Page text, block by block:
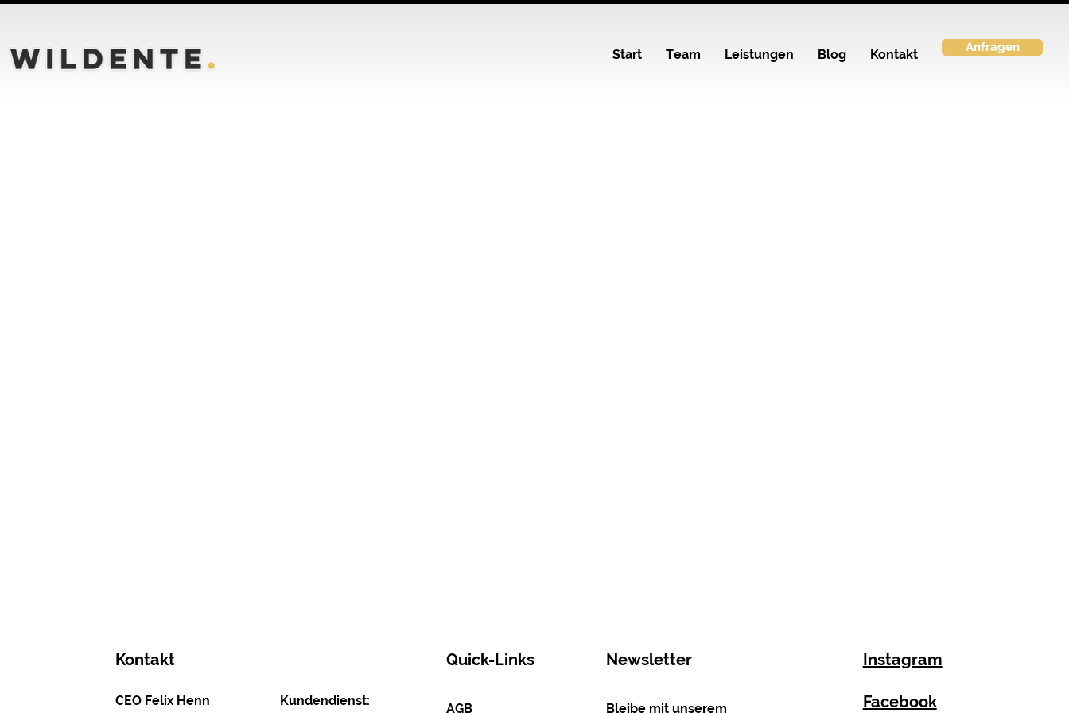
Start Team Leistungen Blog Kontakt Anfragen
Kontakt
CEO Felix Henn Kundendienst:
Quick-Links
AGB
Newsletter
Bleibe mit unserem
Instagram
Facebook